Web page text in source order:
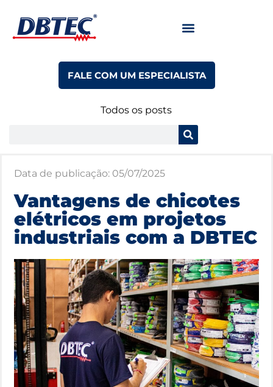
FALE COM UM ESPECIALISTA
Todos os posts
Data de publicação: 05/07/2025
Vantagens de chicotes
elétricos em projetos
industriais com a DBTEC